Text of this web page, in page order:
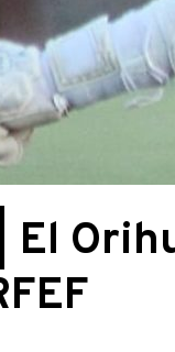
| El